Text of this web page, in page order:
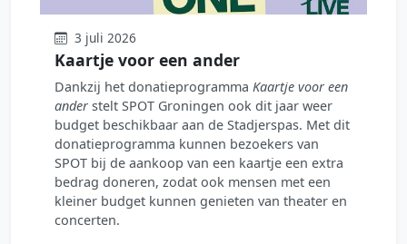
3 juli 2026
Kaartje voor een ander
Dankzij het donatieprogramma Kaartje voor een
ander stelt SPOT Groningen ook dit jaar weer
budget beschikbaar aan de Stadjerspas. Met dit
donatieprogramma kunnen bezoekers van
SPOT bij de aankoop van een kaartje een extra
bedrag doneren, zodat ook mensen met een
kleiner budget kunnen genieten van theater en
concerten.